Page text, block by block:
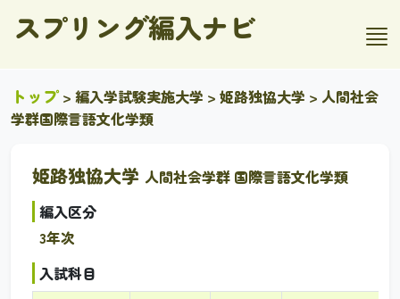
スプリング編入ナビ
トップ> 編入学試験実施大学 > 姫路独協大学 > 人間社会
学群国際言語文化学類
姫路独協大学 人間社会学群 国際言語文化学類
編入区分
3年次
入試科目